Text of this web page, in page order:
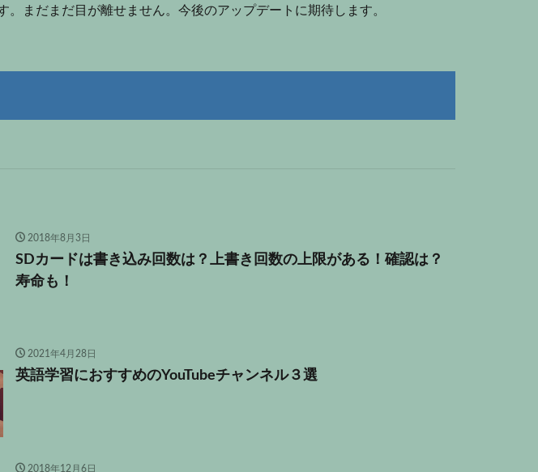
。まだまだ目が離せません。今後のアップデートに期待します。
2018年8月3日
SDカードは書き込み回数は？上書き回数の上限がある！確認は？
寿命も！
2021年4月28日
英語学習におすすめのYouTubeチャンネル３選
2018年12月6日